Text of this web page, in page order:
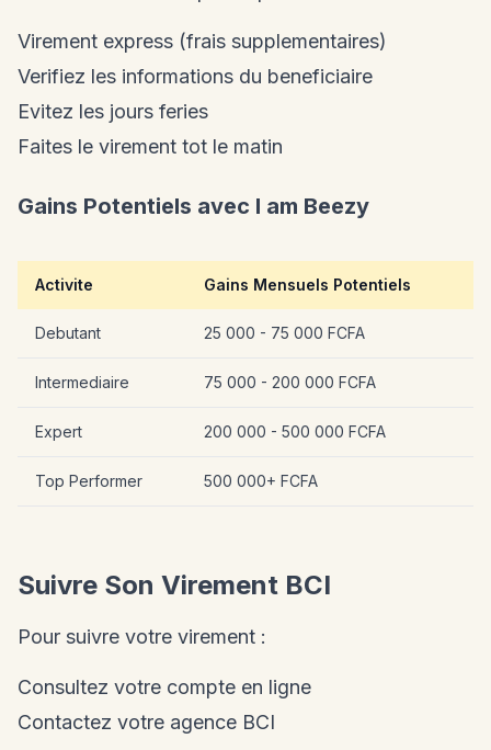
Virement express (frais supplementaires)
Verifiez les informations du beneficiaire
Evitez les jours feries
Faites le virement tot le matin
Gains Potentiels avec I am Beezy
Activite Gains Mensuels Potentiels
Debutant 25 000 - 75 000 FCFA
Intermediaire 75 000 - 200 000 FCFA
Expert 200 000 - 500 000 FCFA
Top Performer 500 000+ FCFA
Suivre Son Virement BCI
Pour suivre votre virement :
Consultez votre compte en ligne
Contactez votre agence BCI